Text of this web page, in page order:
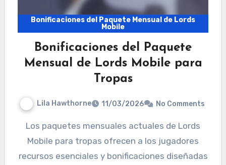
Bonificaciones del Paquete Mensual de Lords
Mobile
Bonificaciones del Paquete
Mensual de Lords Mobile para
Tropas
Lila Hawthorne 11/03/2026 No Comments
Los paquetes mensuales actuales de Lords
Mobile para tropas ofrecen a los jugadores
recursos esenciales y bonificaciones diseñadas